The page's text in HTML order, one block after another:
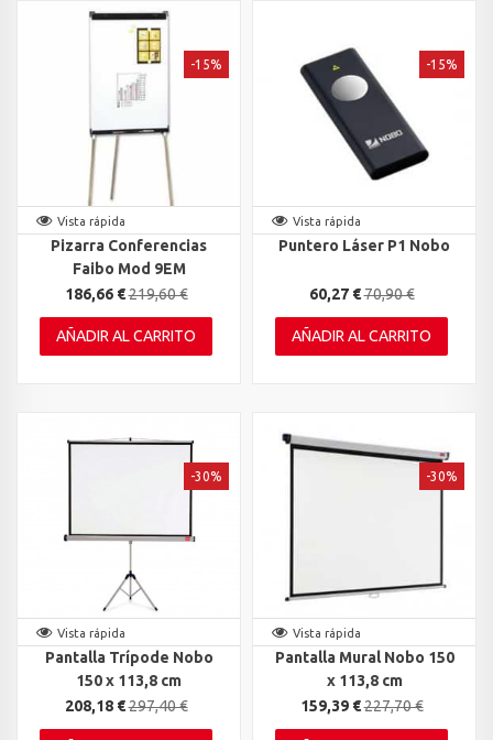
Vista rápida
Pizarra Conferencias
Faibo Mod 9EM
186,66 €219,60 €
-15%
AÑADIR AL CARRITO
Vista rápida
Puntero Láser P1 Nobo
60,27 €70,90 €
-15%
AÑADIR AL CARRITO
Vista rápida
Pantalla Trípode Nobo
150 x 113,8 cm
208,18 €297,40 €
-30%
Vista rápida
Pantalla Mural Nobo 150
x 113,8 cm
159,39 €227,70 €
-30%